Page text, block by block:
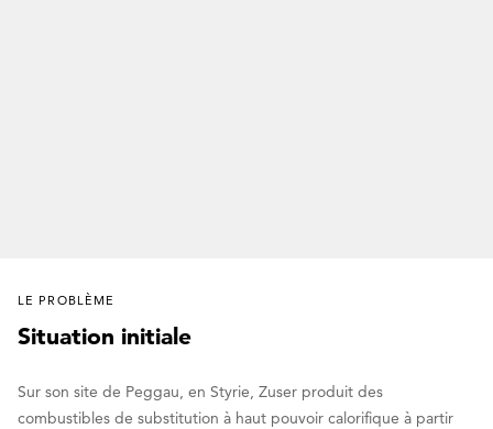
LE PROBLÈME
Situation initiale
Sur son site de Peggau, en Styrie, Zuser produit des
combustibles de substitution à haut pouvoir calorifique à partir